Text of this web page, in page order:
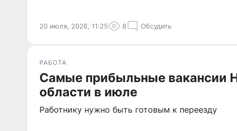
20 июля, 2026, 11:25 8 Обсудить
РАБОТА
Самые прибыльные вакансии
области в июле
Работнику нужно быть готовым к переезду